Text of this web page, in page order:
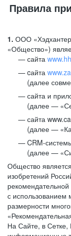
Правила
1. ООО
«Общество»)
сайта
cайта
(далее
сайта и
(далее —
сайта
(далее —
CRM-
(далее —
Общество
изобретений
с
размерности
На Сайте, в